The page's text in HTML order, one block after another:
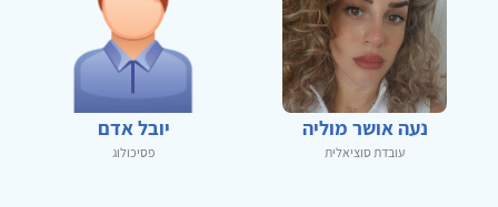
נעה אושר מוליה
עובדת סוציאלית
יובל אדם
פסיכולוג